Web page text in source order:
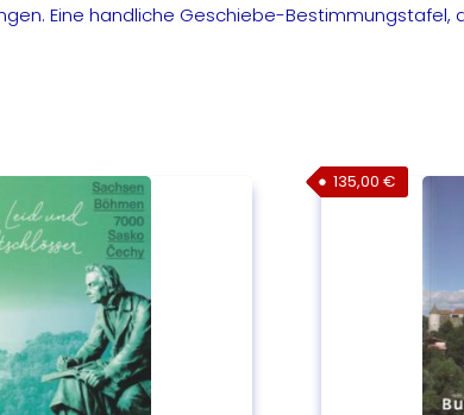
Eine handliche Geschiebe-
135,00€